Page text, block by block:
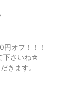
オフ！！！
下さいね☆
きます。